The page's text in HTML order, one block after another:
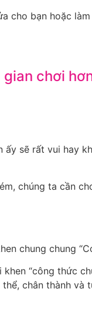
cho bạn hoặc
chơi
sẽ rất vui hay
chúng ta cần
chung chung
“công thức
chân thành và